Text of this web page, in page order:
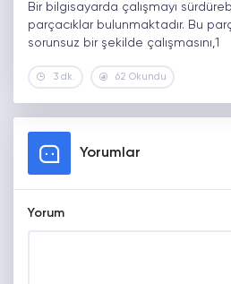
Bir bilgisayarda çalışmayı
parçacıklar bulunmaktadır. Bu
sorunsuz bir şekilde çalışmasını,1
3 dk. 62 Okundu
Yorumlar
Yorum